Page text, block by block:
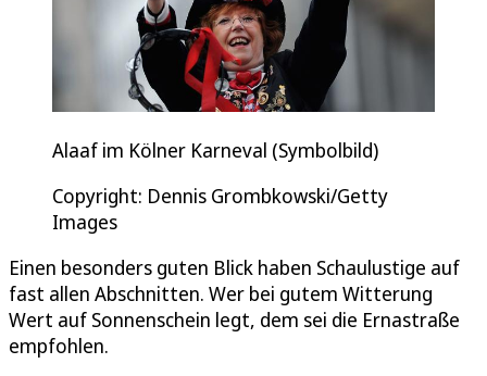
Alaaf im Kölner Karneval (Symbolbild)
Copyright: Dennis Grombkowski/Getty
Images
Einen besonders guten Blick haben Schaulustige auf
fast allen Abschnitten. Wer bei gutem Witterung
Wert auf Sonnenschein legt, dem sei die Ernastraße
empfohlen.